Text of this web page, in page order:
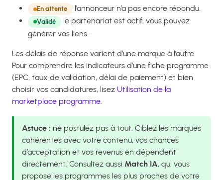
En attente l’annonceur n’a pas encore répondu.
Validé
le partenariat est actif, vous pouvez
générer vos liens.
Les délais de réponse varient d’une marque à l’autre.
Pour comprendre les indicateurs d’une fiche programme
(EPC, taux de validation, délai de paiement) et bien
choisir vos candidatures, lisez Utilisation de la
marketplace programme.
Astuce : ne postulez pas à tout. Ciblez les marques
cohérentes avec votre contenu, vos chances
d’acceptation et vos revenus en dépendent
directement. Consultez aussi Match IA, qui vous
propose les programmes les plus proches de votre